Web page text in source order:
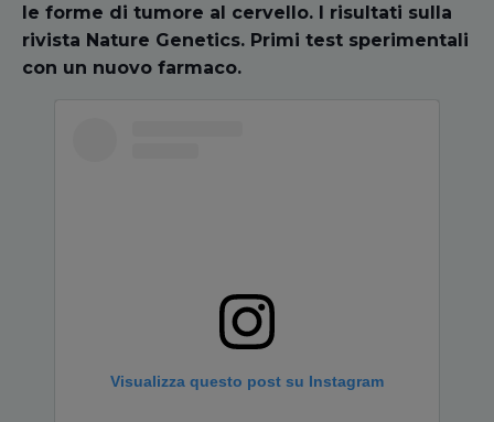
le forme di tumore al cervello. I risultati sulla
rivista Nature Genetics. Primi test sperimentali
con un nuovo farmaco.
Visualizza questo post su Instagram